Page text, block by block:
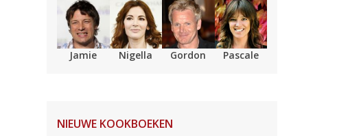
Jamie Nigella Gordon Pascale
NIEUWE KOOKBOEKEN